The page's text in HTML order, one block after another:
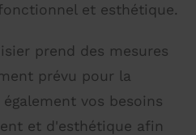
et esthétique.
prend des mesures
prévu pour la
vos besoins
et d'esthétique afin